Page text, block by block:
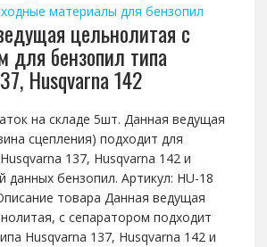
материалы для бензопил
цельнолитая с
для бензопил типа
Husqvarna 142
на складе 5шт. Данная ведущая
сцепления) подходит для
137, Husqvarna 142 и
данных бензопил. Артикул: HU-18
товара Данная ведущая
с сепаратором подходит
Husqvarna 137, Husqvarna 142 и